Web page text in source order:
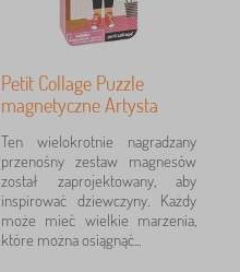
Petit Collage Puzzle
magnetyczne Artysta
Ten wielokrotnie nagradzany
przenośny zestaw magnesów
został zaprojektowany, aby
inspirować dziewczyny. Każdy
może mieć wielkie marzenia,
które można osiągnąć...